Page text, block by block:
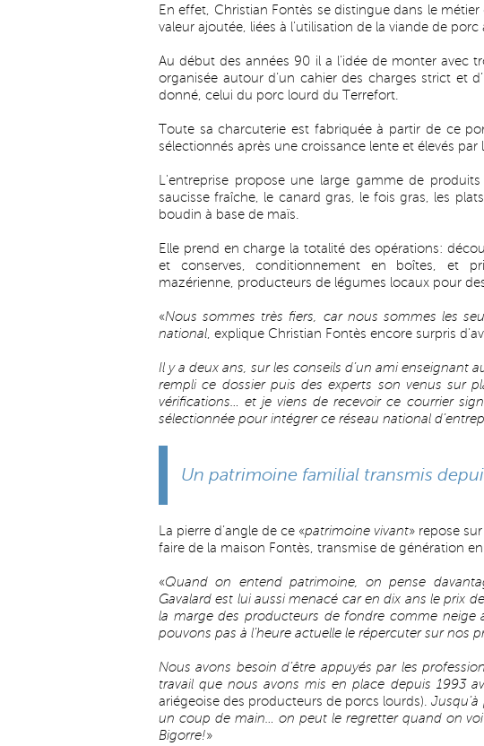
En effet, Christian Fontès se distingue dans le
valeur ajoutée, liées à l'utilisation de la viande de porc
Au début des années 90 il a l’idée de monter avec
organisée autour d’un cahier des charges strict et
donné, celui du porc lourd du Terrefort.
Toute sa charcuterie est fabriquée à partir de ce
sélectionnés après une croissance lente et élevés
L'entreprise propose une large gamme de
saucisse fraîche, le canard gras, le fois gras, les
boudin à base de maïs.
Elle prend en charge la totalité des opérations:
et conserves, conditionnement en boîtes, et
mazérienne, producteurs de légumes locaux pour
«Nous sommes très fiers, car nous sommes les
national , explique Christian Fontès encore surpris
Il y a deux ans, sur les conseils d’un ami enseignant
rempli ce dossier puis des experts son venus sur
vérifications… et je viens de recevoir ce courrier
sélectionnée pour intégrer ce réseau national
Un patrimoine familial transmis
La pierre d’angle de ce «patrimoine vivant» repose
faire de la maison Fontès, transmise de génération en
«Quand on entend patrimoine, on pense
Gavalard est lui aussi menacé car en dix ans le prix
la marge des producteurs de fondre comme
pouvons pas à l’heure actuelle le répercuter sur nos
Nous avons besoin d’être appuyés par les
travail que nous avons mis en place depuis 1993
ariégeoise des producteurs de porcs lourds).
un coup de main… on peut le regretter quand on
Bigorre!»